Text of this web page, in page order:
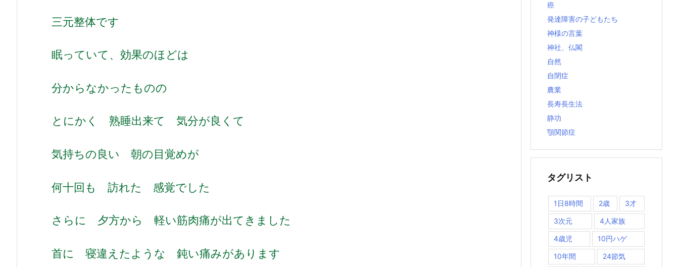
三元整体です
眠っていて、効果のほどは
分からなかったものの
とにかく 熟睡出来て 気分が良くて
気持ちの良い 朝の目覚めが
何十回も 訪れた 感覚でした
さらに 夕方から 軽い筋肉痛が出てきました
首に 寝違えたような 鈍い痛みがあります
癌
発達障害の子どもたち
神様の言葉
神社、仏閣
自然
自閉症
農業
長寿長生法
静功
顎関節症
タグリスト
1日8時間 2歳 3才
3次元 4人家族
4歳児 10円ハゲ
10年間 24節気